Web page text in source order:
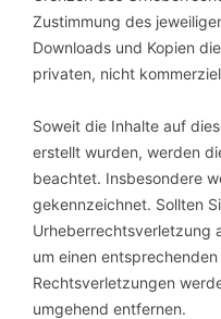
Zustimmung des
Downloads und Kopien
privaten, nicht
Soweit die Inhalte auf
erstellt wurden, werden
beachtet. Insbesondere
gekennzeichnet. Sollten
Urheberrechtsverletzung
um einen
Rechtsverletzungen
umgehend entfernen.